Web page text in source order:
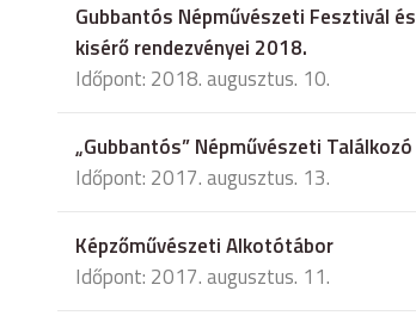
Gubbantós Népművészeti Fesztivál és
kisérő rendezvényei 2018.
Időpont: 2018. augusztus. 10.
„Gubbantós” Népművészeti Találkozó
Időpont: 2017. augusztus. 13.
Képzőművészeti Alkotótábor
Időpont: 2017. augusztus. 11.